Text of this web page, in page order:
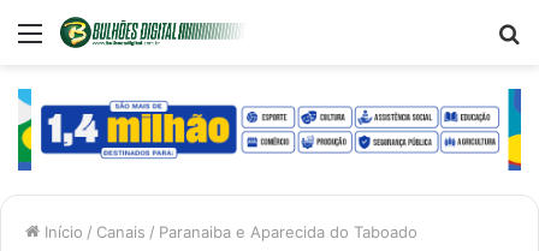
Menu
Início / Canais / Paranaiba e Aparecida do Taboado